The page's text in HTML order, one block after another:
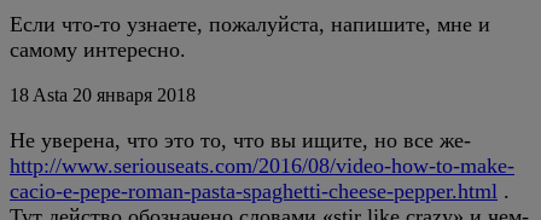
Если что-то узнаете, пожалуйста, напишите, мне и
самому интересно.
18Asta 20 января 2018
Не уверена, что это то, что вы ищите, но все же-
http://www.seriouseats.com/2016/08/video-how-to-make-
cacio-e-pepe-roman-pasta-spaghetti-cheese-pepper.html .